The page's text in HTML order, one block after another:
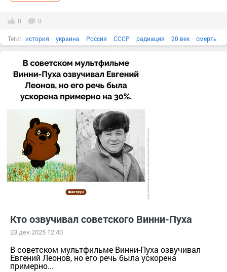
0 0
Теги: история украина Россия СССР радиация 20 век смерть
Кто озвучивал советского Винни-Пуха
23 дек 2025 12:40
В советском мультфильме Винни-Пуха озвучивал
Евгений Леонов, но его речь была ускорена
примерно...